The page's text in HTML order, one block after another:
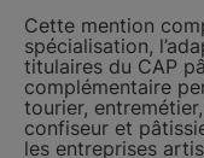
Cette mention
spécialisation,
titulaires du CAP
complémentaire
tourier,
confiseur et
les entreprises